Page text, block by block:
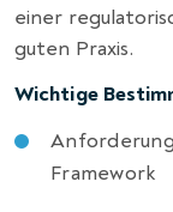
einer
guten Praxis.
Wichtige
Framework